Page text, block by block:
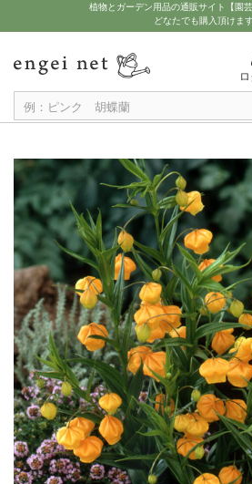
植物とガーデン用品の通販サイト【園
どなたでも購入頂けま